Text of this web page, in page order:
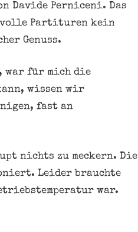
Davide Perniceni. Das
Partituren kein
Genuss.
war für mich die
wissen wir
fast an
nichts zu meckern. Die
Leider brauchte
war.